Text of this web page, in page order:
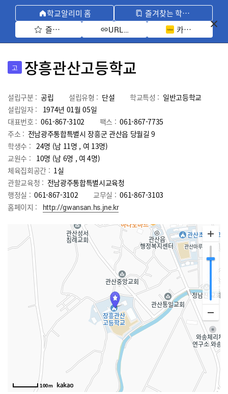
학교알리미 홈
즐겨찾는 학교 모아보기
즐겨찾기 선택
URL 복사 카카오톡 공유
고 장흥관산고등학교
설립구분 : 공립 설립유형 : 단설 학교특성 : 일반고등학교
설립일자 :
1974년 01월 05일
대표번호 : 061-867-3102 팩스 : 061-867-7735
주소 : 전남광주통합특별시 장흥군 관산읍 당월길 9
학생수 : 24명 (남 11명 , 여 13명)
교원수 : 10명 (남 6명 , 여4명)
체육집회공간 : 1실
관할교육청 : 전남광주통합특별시교육청
행정실 : 061-867-3102 교무실 : 061-867-3103
홈페이지 :
http://gwansan.hs.jne.kr
100m